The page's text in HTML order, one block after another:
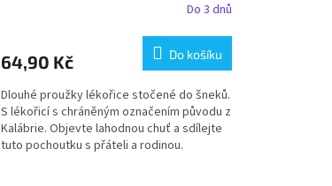
Do 3 dnů
64,90 Kč Do košíku
Dlouhé proužky lékořice stočené do šneků.
S lékořicí s chráněným označením původu z
Kalábrie. Objevte lahodnou chuť a sdílejte
tuto pochoutku s přáteli a rodinou.